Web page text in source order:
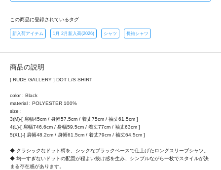
この商品に登録されているタグ
新入荷アイテム 1月 2月新入荷(2026) シャツ 長袖シャツ
商品の説明
[ RUDE GALLERY ] DOT L/S SHIRT
color : Black
material : POLYESTER 100%
size :
3(M)-[ 肩幅45cm / 身幅57.5cm / 着丈75cm / 袖丈61.5cm ]
4(L)-[ 肩幅746.6cm / 身幅59.5cm / 着丈77cm / 袖丈63cm ]
5(XL)-[ 肩幅48.2cm / 身幅61.5cm / 着丈79cm / 袖丈64.5cm ]
◆ クラシックなドット柄を、シックなブラックベースで仕上げたロングスリーブシャツ。
◆ 均一すぎないドットの配置が程よい抜け感を生み、シンプルながら一枚でスタイルが決
まる存在感があります。